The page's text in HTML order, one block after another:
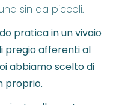
sin da piccoli.
pratica in un vivaio
pregio afferenti al
abbiamo scelto di
proprio.